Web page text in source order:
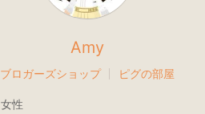
Amy
ブロガーズショップ ピグの部屋
女性